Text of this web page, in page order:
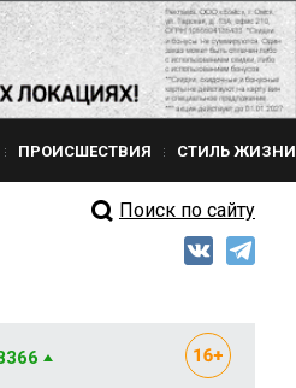
ПРОИСШЕСТВИЯ СТИЛЬ ЖИЗНИ
Поиск по сайту